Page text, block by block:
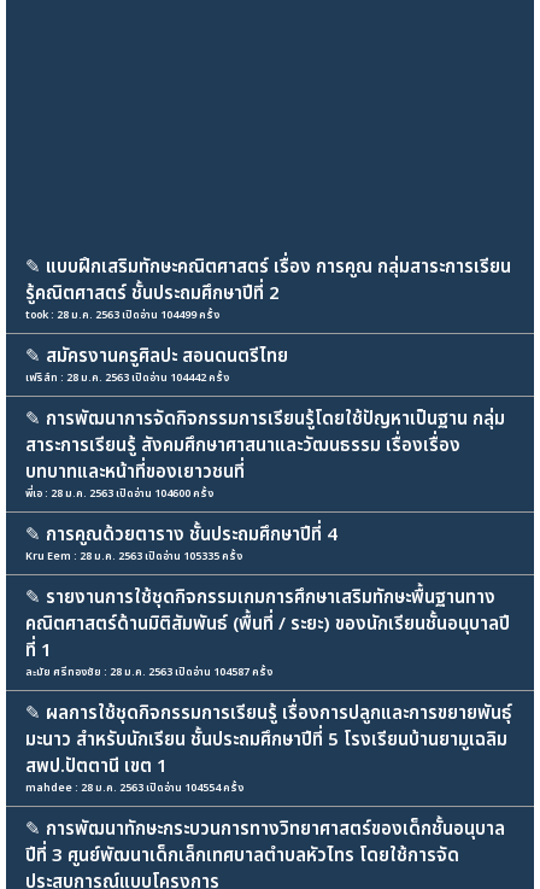
✎ แบบฝึกเสริมทักษะคณิตศาสตร์ เรื่อง การคูณ กลุ่มสาระการเรียน
รู้คณิตศาสตร์ ชั้นประถมศึกษาปีที่ 2
took : 28 ม.ค. 2563 เปิดอ่าน 104499 ครั้ง
✎ สมัครงานครูศิลปะ สอนดนตรีไทย
เฟริส์ท : 28 ม.ค. 2563 เปิดอ่าน 104442 ครั้ง
✎ การพัฒนาการจัดกิจกรรมการเรียนรู้โดยใช้ปัญหาเป็นฐาน กลุ่ม
สาระการเรียนรู้ สังคมศึกษาศาสนาและวัฒนธรรม เรื่องเรื่อง
บทบาทและหน้าที่ของเยาวชนที่
พี่เอ : 28 ม.ค. 2563 เปิดอ่าน 104600 ครั้ง
✎ การคูณด้วยตาราง ชั้นประถมศึกษาปีที่ 4
Kru Eem : 28 ม.ค. 2563 เปิดอ่าน 105335 ครั้ง
✎ รายงานการใช้ชุดกิจกรรมเกมการศึกษาเสริมทักษะพื้นฐานทาง
คณิตศาสตร์ด้านมิติสัมพันธ์ (พื้นที่ / ระยะ) ของนักเรียนชั้นอนุบาลปี
ที่ 1
ละมัย ศรีทองชัย : 28 ม.ค. 2563 เปิดอ่าน 104587 ครั้ง
✎ ผลการใช้ชุดกิจกรรมการเรียนรู้ เรื่องการปลูกและการขยายพันธุ์
มะนาว สำหรับนักเรียน ชั้นประถมศึกษาปีที่ 5 โรงเรียนบ้านยามูเฉลิม
สพป.ปัตตานี เขต 1
mahdee : 28 ม.ค. 2563 เปิดอ่าน 104554 ครั้ง
✎ การพัฒนาทักษะกระบวนการทางวิทยาศาสตร์ของเด็กชั้นอนุบาล
ปีที่ 3 ศูนย์พัฒนาเด็กเล็กเทศบาลตำบลหัวไทร โดยใช้การจัด
ประสบการณ์แบบโครงการ